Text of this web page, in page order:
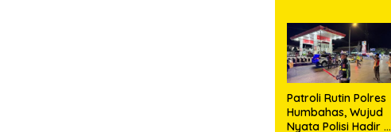
Patroli Rutin Polres
Humbahas, Wujud
Nyata Polisi Hadir di